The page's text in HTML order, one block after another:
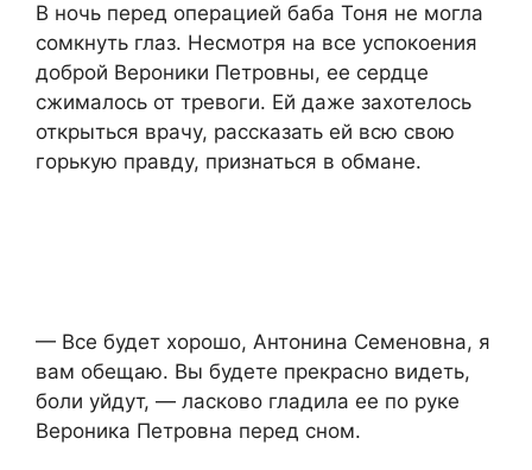
В ночь перед операцией баба Тоня не могла
сомкнуть глаз. Несмотря на все успокоения
доброй Вероники Петровны, ее сердце
сжималось от тревоги. Ей даже захотелось
открыться врачу, рассказать ей всю свою
горькую правду, признаться в обмане.
— Все будет хорошо, Антонина Семеновна, я
вам обещаю. Вы будете прекрасно видеть,
боли уйдут, — ласково гладила ее по руке
Вероника Петровна перед сном.